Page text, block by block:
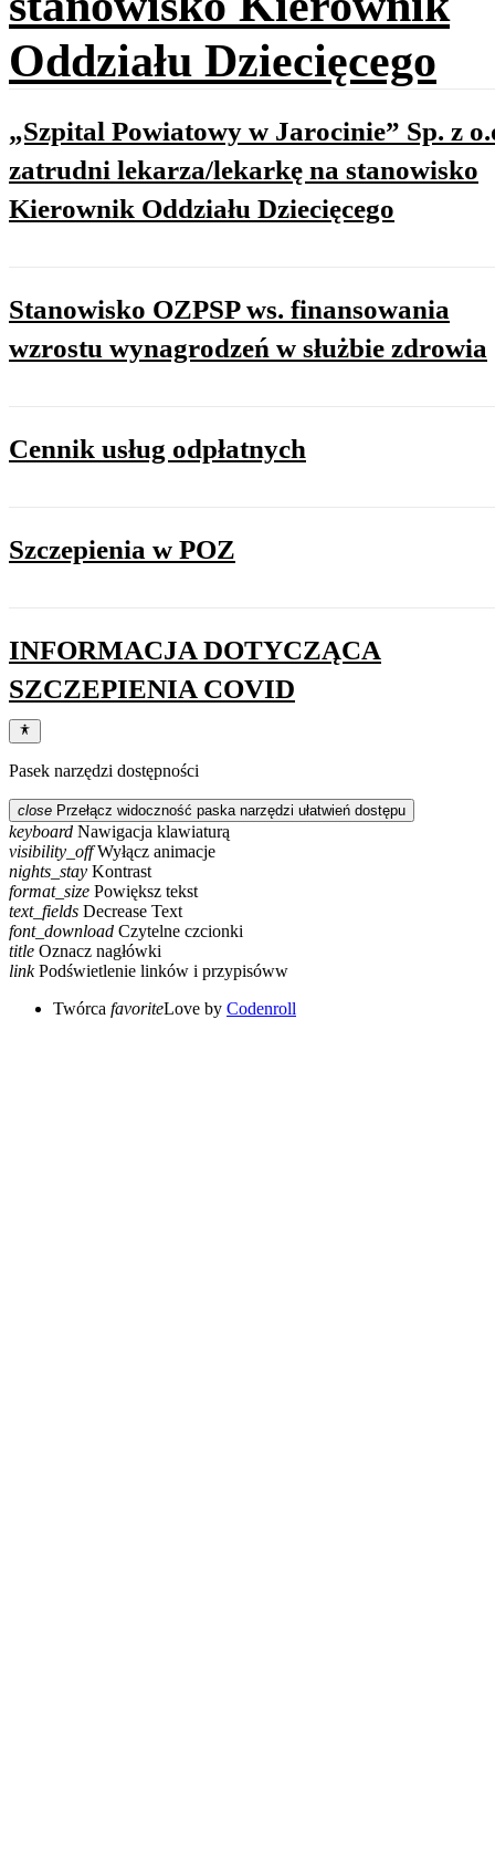
Oddziału Dziecięcego
„Szpital Powiatowy w Jarocinie” Sp. z
zatrudni lekarza/lekarkę na stanowisko
Kierownik Oddziału Dziecięcego
Stanowisko OZPSP ws. finansowania
wzrostu wynagrodzeń w służbie zdrowia
Cennik usług odpłatnych
Szczepienia w POZ
INFORMACJA DOTYCZĄCA
SZCZEPIENIA COVID
Pasek narzędzi dostępności
close Przełącz widoczność paska narzędzi ułatwień dostępu
keyboard Nawigacja klawiaturą
visibility_off Wyłącz animacje
nights_stay Kontrast
format_size Powiększ tekst
text_fields Decrease Text
font_download Czytelne czcionki
title Oznacz nagłówki
link Podświetlenie linków i przypisóww
Twórca favoriteLove by Codenroll